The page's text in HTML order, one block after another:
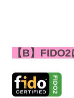
【B】